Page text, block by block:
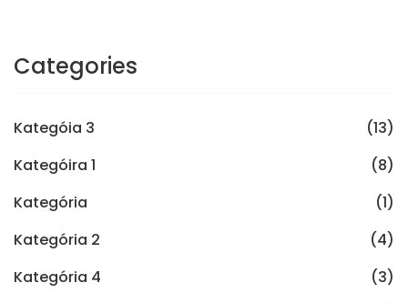
Categories
Kategóia 3
(13)
Kategóira 1
(8)
Kategória
(1)
Kategória 2
(4)
Kategória 4
(3)